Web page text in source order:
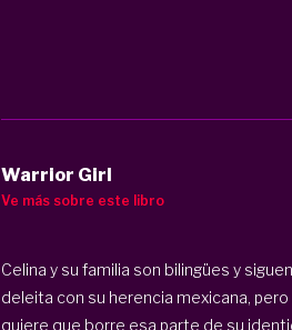
Warrior Girl
Ve más sobre este libro
Celina y su familia son bilingües y
deleita con su herencia mexicana,
quiere que borre esa parte de su